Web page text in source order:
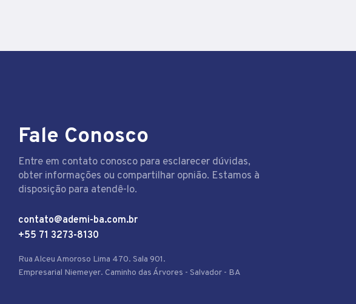
Fale Conosco
Entre em contato conosco para esclarecer dúvidas,
obter informações ou compartilhar opnião. Estamos à
disposição para atendê-lo.
contato@ademi-ba.com.br
+55 71 3273-8130
Rua Alceu Amoroso Lima 470. Sala 901.
Empresarial Niemeyer. Caminho das Árvores - Salvador - BA